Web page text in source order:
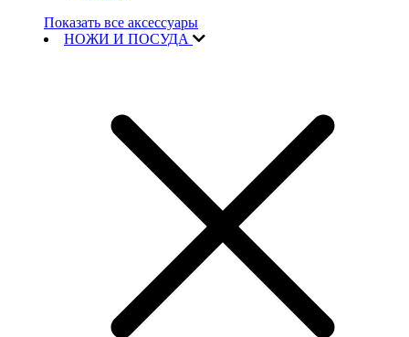
Показать все аксессуары
НОЖИ И ПОСУДА